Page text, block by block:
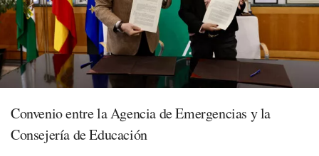
Convenio entre la Agencia de Emergencias y la
Consejería de Educación